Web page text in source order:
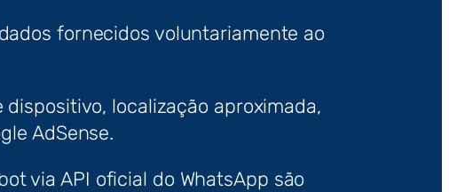
fornecidos voluntariamente ao
localização aproximada,
AdSense.
via API oficial do WhatsApp são